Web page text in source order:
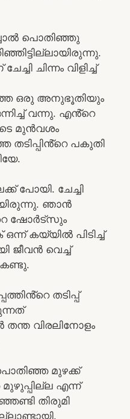
പൊതിഞ്ഞു
ചിന്നം വിളിച്ച്
ഒരു അനുഭൂതിയും
വന്നു. എൻ്റെ
മുൻവശം
തടിപ്പിൻ്റെ പകുതി
പോയി. ചേച്ചി
ഞാൻ
ഷോർട്സും
കയ്യിൽ പിടിച്ച്
ജീവൻ വെച്ച്
തടിപ്പ്
തന്ത വിരലിനോളം
മുഴക്ക്
മുഴുപ്പില്ല എന്ന്
തിരുമി